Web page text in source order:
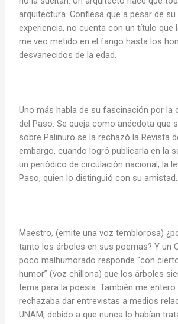
arquitectura. Confiesa que a pesar de su
experiencia, no cuenta con un título que
me veo metido en el fango hasta los
desvanecidos de la edad.
Uno más habla de su fascinación por la
del Paso. Se queja como anécdota que
sobre Palinuro se la rechazó la Revista
embargo, cuando logró publicarla en la
un periódico de circulación nacional, la
Paso, quien lo distinguió con su amistad.
Maestro, (emite una voz temblorosa)
tanto los árboles en sus poemas? Y un
poco malhumorado responde “con
humor” (voz chillona) que los árboles
tema para la poesía. También me entero
rechazaba dar entrevistas a medios
UNAM, debido a que nunca lo habían